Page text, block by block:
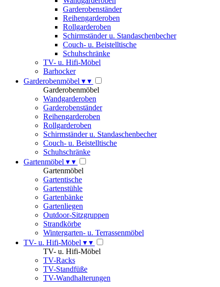
Garderobenständer
Reihengarderoben
Rollgarderoben
Schirmständer u. Standaschenbecher
Couch- u. Beistelltische
Schuhschränke
TV- u. Hifi-Möbel
Barhocker
Garderobenmöbel ▾ ▾
Garderobenmöbel
Wandgarderoben
Garderobenständer
Reihengarderoben
Rollgarderoben
Schirmständer u. Standaschenbecher
Couch- u. Beistelltische
Schuhschränke
Gartenmöbel ▾ ▾
Gartenmöbel
Gartentische
Gartenstühle
Gartenbänke
Gartenliegen
Outdoor-Sitzgruppen
Strandkörbe
Wintergarten- u. Terrassenmöbel
TV- u. Hifi-Möbel ▾ ▾
TV- u. Hifi-Möbel
TV-Racks
TV-Standfüße
TV-Wandhalterungen